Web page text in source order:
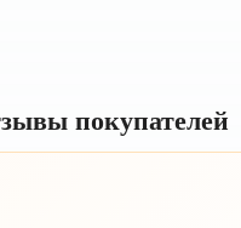
покупателей